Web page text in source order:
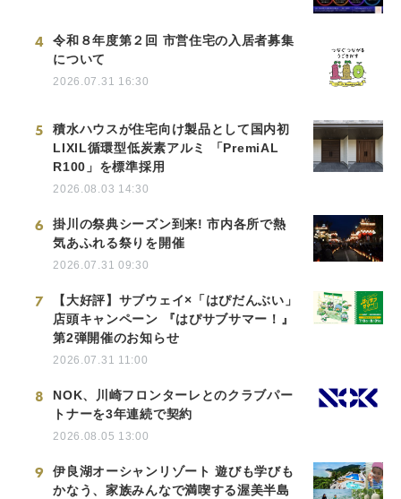
4
令和８年度第２回 市営住宅の入居者募集
について
2026.07.31 16:30
5
積水ハウスが住宅向け製品として国内初
LIXIL循環型低炭素アルミ 「PremiAL
R100」を標準採用
2026.08.03 14:30
6
掛川の祭典シーズン到来! 市内各所で熱
気あふれる祭りを開催
2026.07.31 09:30
7
【大好評】サブウェイ×「はぴだんぶい」
店頭キャンペーン 『はぴサブサマー！』
第2弾開催のお知らせ
2026.07.31 11:00
8
NOK、川崎フロンターレとのクラブパー
トナーを3年連続で契約
2026.08.05 13:00
9
伊良湖オーシャンリゾート 遊びも学びも
かなう、家族みんなで満喫する渥美半島